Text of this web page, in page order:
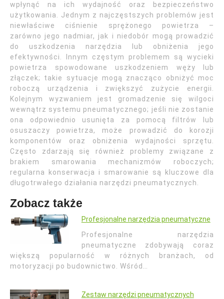
wpłynąć na ich wydajność oraz bezpieczeństwo
użytkowania. Jednym z najczęstszych problemów jest
niewłaściwe ciśnienie sprężonego powietrza –
zarówno jego nadmiar, jak i niedobór mogą prowadzić
do uszkodzenia narzędzia lub obniżenia jego
efektywności. Innym częstym problemem są wycieki
powietrza spowodowane uszkodzeniem węży lub
złączek; takie sytuacje mogą znacząco obniżyć moc
roboczą urządzenia i zwiększyć zużycie energii.
Kolejnym wyzwaniem jest gromadzenie się wilgoci
wewnątrz systemu pneumatycznego; jeśli nie zostanie
ona odpowiednio usunięta za pomocą filtrów lub
osuszaczy powietrza, może prowadzić do korozji
komponentów oraz obniżenia wydajności sprzętu.
Często zdarzają się również problemy związane z
brakiem smarowania mechanizmów roboczych;
regularna konserwacja i smarowanie są kluczowe dla
długotrwałego działania narzędzi pneumatycznych.
Zobacz także
Profesjonalne narzędzia pneumatyczne
Profesjonalne narzędzia
pneumatyczne zdobywają coraz
większą popularność w różnych branżach, od
motoryzacji po budownictwo. Wśród…
Zestaw narzędzi pneumatycznych